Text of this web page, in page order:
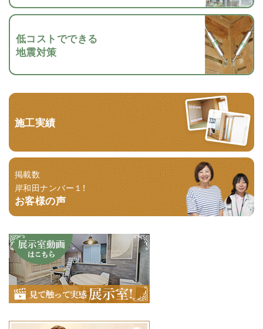
低コストでできる
地震対策
施工実績
掲載数
岸和田ナンバー１！
お客様の声